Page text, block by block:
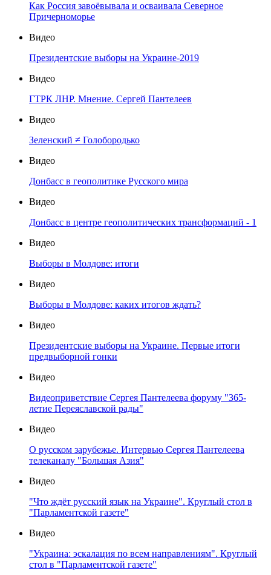
Как Россия завоёвывала и осваивала Северное
Причерноморье
Видео
Президентские выборы на Украине-2019
Видео
ГТРК ЛНР. Мнение. Сергей Пантелеев
Видео
Зеленский ≠ Голобородько
Видео
Донбасс в геополитике Русского мира
Видео
Донбасс в центре геополитических трансформаций - 1
Видео
Выборы в Молдове: итоги
Видео
Выборы в Молдове: каких итогов ждать?
Видео
Президентские выборы на Украине. Первые итоги
предвыборной гонки
Видео
Видеоприветствие Сергея Пантелеева форуму "365-
летие Переяславской рады"
Видео
О русском зарубежье. Интервью Сергея Пантелеева
телеканалу "Большая Азия"
Видео
"Что ждёт русский язык на Украине". Круглый стол в
"Парламентской газете"
Видео
"Украина: эскалация по всем направлениям". Круглый
стол в "Парламентской газете"